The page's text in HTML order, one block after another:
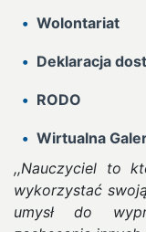
Wolontariat
Deklaracja
RODO
Wirtualna
,,Nauczyciel to
wykorzystać
umysł do